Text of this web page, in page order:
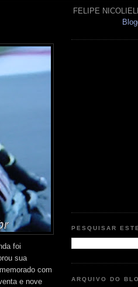
foi
sua
com
e nove
FELIPE
PESQUISAR
ARQUIVO DO